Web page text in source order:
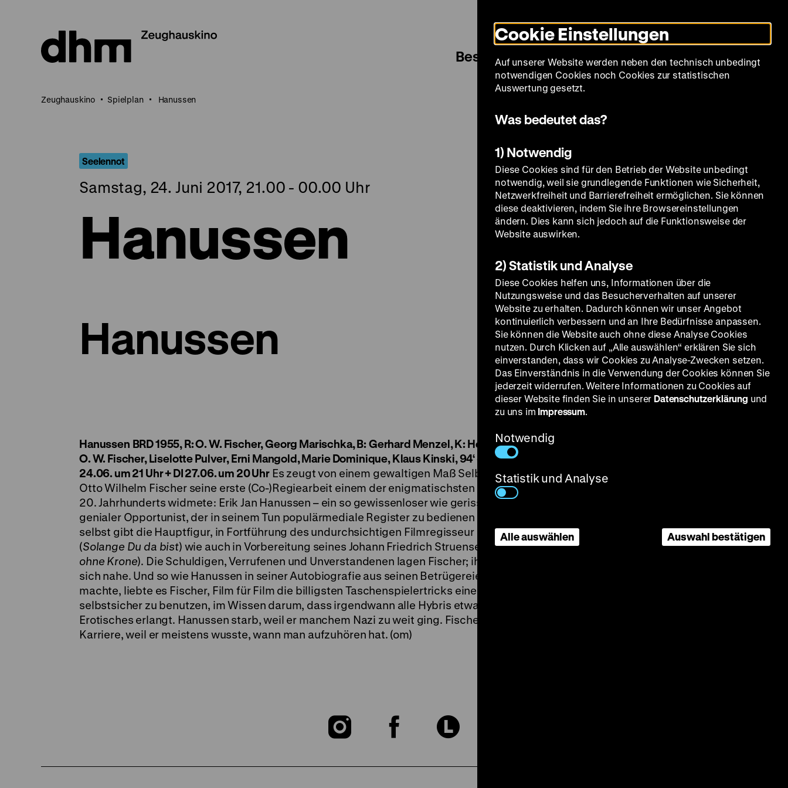
Seiteninhalt
springen
Modus
umschalten
Sprache
Besuch Spielplan Filmreihen Über uns
Zeughauskino Spielplan Hanussen
Seelennot
Samstag, 24. Juni 2017, 21.00 - 00.00 Uhr
Hanussen
Hanussen
Hanussen BRD 1955, R: O. W. Fischer, Georg Marischka, B:Gerhard Menzel, K: Helmuth Ashley, D:
O. W. Fischer, Liselotte Pulver, Erni Mangold, Marie Dominique, Klaus Kinski, 94‘ · 35mmSA
24.06. um 21 Uhr + DI 27.06. um 20 UhrEs zeugt von einem gewaltigen Maß Selbstironie, dass
Otto Wilhelm Fischer seine erste (Co-)Regiearbeit einem der enigmatischsten Scharlatane des
20. Jahrhunderts widmete: Erik Jan Hanussen – ein so gewissenloser wie gerissener, nahezu
genialer Opportunist, der in seinem Tun populärmediale Register zu bedienen wusste. Fischer
selbst gibt die Hauptfigur, in Fortführung des undurchsichtigen Filmregisseur Frank Tornau
(Solange Du da bist) wie auch in Vorbereitung seines Johann Friedrich Struensee (
Herrscher
ohne Krone). Die Schuldigen, Verrufenen und Unverstandenen lagen Fischer; ihnen fühlte er
sich nahe. Und so wie Hanussen in seiner Autobiografie aus seinen Betrügereien keinen Hehl
machte, liebte es Fischer, Film für Film die billigsten Taschenspielertricks eines Bühnenmimen
selbstsicher zu benutzen, im Wissen darum, dass irgendwann alle Hybris etwas Modern-
Erotisches erlangt. Hanussen starb, weil er manchem Nazi zu weit ging. Fischer machte
Karriere, weil er meistens wusste, wann man aufzuhören hat. (om)
Zu
Zu
Zu
Cookie Einstellungen
Auf unserer Website werden neben den technisch unbedingt
notwendigen Cookies noch Cookies zur statistischen
Auswertung gesetzt.
Was bedeutet das?
1) Notwendig
Diese Cookies sind für den Betrieb der Website unbedingt
notwendig, weil sie grundlegende Funktionen wie Sicherheit,
Netzwerkfreiheit und Barrierefreiheit ermöglichen. Sie können
diese deaktivieren, indem Sie ihre Browsereinstellungen
ändern. Dies kann sich jedoch auf die Funktionsweise der
Website auswirken.
2) Statistik und Analyse
Diese Cookies helfen uns, Informationen über die
Nutzungsweise und das Besucherverhalten auf unserer
Website zu erhalten. Dadurch können wir unser Angebot
kontinuierlich verbessern und an Ihre Bedürfnisse anpassen.
Sie können die Website auch ohne diese Analyse Cookies
nutzen. Durch Klicken auf „Alle auswählen“ erklären Sie sich
einverstanden, dass wir Cookies zu Analyse-Zwecken setzen.
Das Einverständnis in die Verwendung der Cookies können Sie
jederzeit widerrufen. Weitere Informationen zu Cookies auf
dieser Website finden Sie in unserer Datenschutzerklärung und
zu uns im Impressum.
Notwendig
Statistik und Analyse
Alle auswählen Auswahl bestätigen